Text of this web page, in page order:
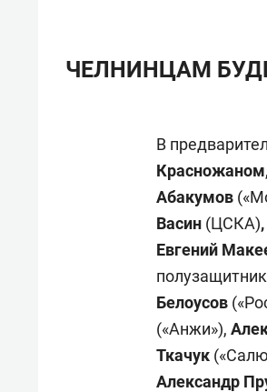
ЧЕЛНИНЦАМ
В
Красножаном
Абакумов
Васин (ЦСКА)
Евгений
Белоусов
(«Анжи»),
Ткачук
Александр